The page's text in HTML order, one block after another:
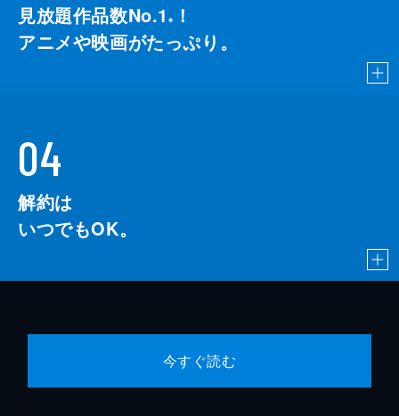
見放題作品数No.1 ※
！
アニメや映画がたっぷり。
04
解約は
いつでもOK。
今すぐ読む